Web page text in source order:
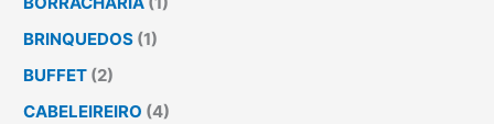
BRINQUEDOS (1)
BUFFET (2)
CABELEIREIRO (4)